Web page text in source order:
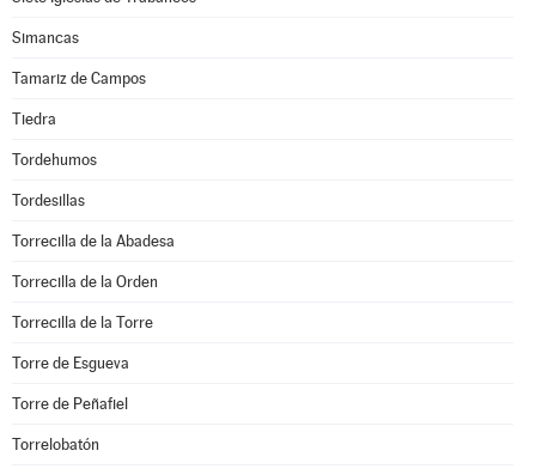
Simancas
Tamariz de Campos
Tiedra
Tordehumos
Tordesillas
Torrecilla de la Abadesa
Torrecilla de la Orden
Torrecilla de la Torre
Torre de Esgueva
Torre de Peñafiel
Torrelobatón